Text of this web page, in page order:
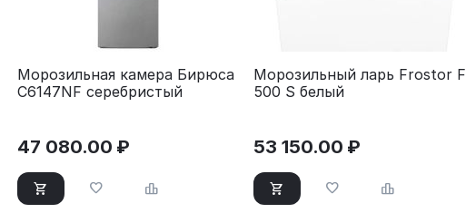
Морозильная камера Бирюса
C6147NF серебристый
47 080.00 ₽
Морозильный ларь Frostor F
500 S белый
53 150.00 ₽